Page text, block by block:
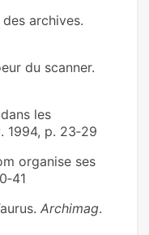
des archives.
du scanner.
les
. 1994, p. 23‑29
organise ses
Archimag.